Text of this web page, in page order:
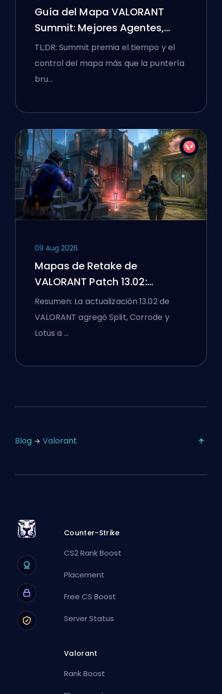
Guía del Mapa VALORANT
Summit: Mejores Agentes,
Llamadas y Humos
TL;DR: Summit premia el tiempo y el
control del mapa más que la puntería
bru…
09 Aug 2026
Mapas de Retake de
VALORANT Patch 13.02:
Practica Split, Corrode y Lotus
Resumen: La actualización 13.02 de
VALORANT agregó Split, Corrode y
Lotus a …
Blog Valorant
Counter-Strike
CS2 Rank Boost
Placement
Free CS Boost
Server Status
Valorant
Rank Boost